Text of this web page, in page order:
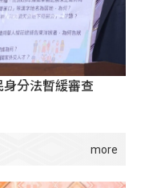
分法暫緩審查